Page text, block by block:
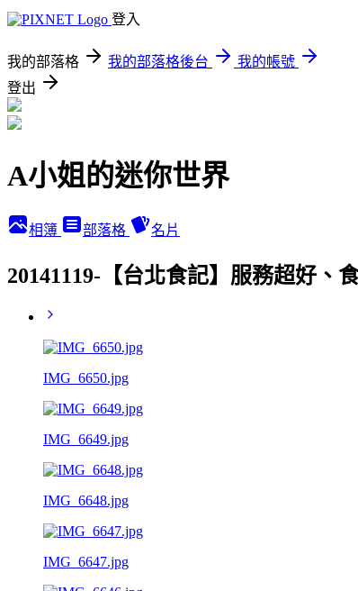
登入
我的部落格 我的部落格後台
我的帳號
登出
A小姐的迷你世界
相簿 部落格 名片
20141119-【台北食記】服務超好、
IMG_6650.jpg
IMG_6649.jpg
IMG_6648.jpg
IMG_6647.jpg